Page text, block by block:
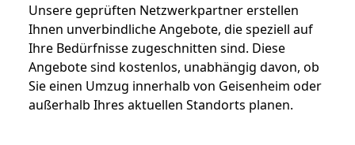
Unsere geprüften Netzwerkpartner erstellen
Ihnen unverbindliche Angebote, die speziell auf
Ihre Bedürfnisse zugeschnitten sind. Diese
Angebote sind kostenlos, unabhängig davon, ob
Sie einen Umzug innerhalb von Geisenheim oder
außerhalb Ihres aktuellen Standorts planen.